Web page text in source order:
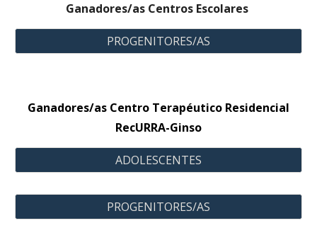
Ganadores/as Centros Escolares
PROGENITORES/AS
Ganadores/as Centro Terapéutico Residencial
RecURRA-Ginso
ADOLESCENTES
PROGENITORES/AS